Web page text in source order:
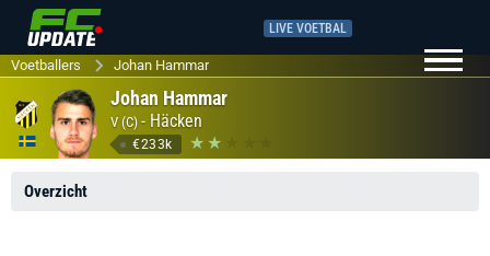
LIVE VOETBAL
Voetballers Johan Hammar
Johan Hammar
V (C) - Häcken
€233k
Overzicht